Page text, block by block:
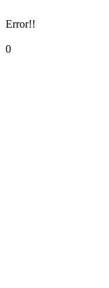
Error!!
0